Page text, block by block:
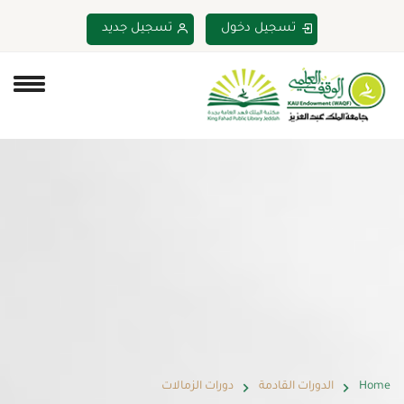
تسجيل دخول تسجيل جديد
Home الدورات القادمة دورات الزمالات